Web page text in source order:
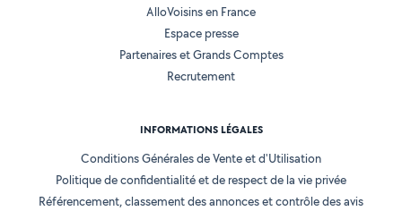
AlloVoisins en France
Espace presse
Partenaires et Grands Comptes
Recrutement
INFORMATIONS LÉGALES
Conditions Générales de Vente et d'Utilisation
Politique de confidentialité et de respect de la vie privée
Référencement, classement des annonces et contrôle des avis